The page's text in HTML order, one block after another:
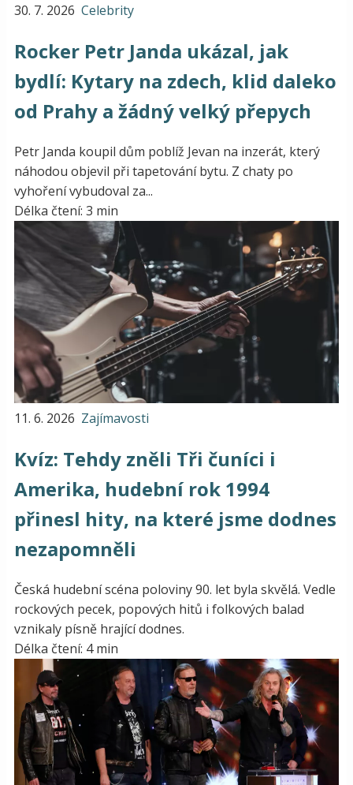
30. 7. 2026 Celebrity
Rocker Petr Janda ukázal, jak
bydlí: Kytary na zdech, klid daleko
od Prahy a žádný velký přepych
Petr Janda koupil dům poblíž Jevan na inzerát, který
náhodou objevil při tapetování bytu. Z chaty po
vyhoření vybudoval za...
Délka čtení: 3 min
11. 6. 2026 Zajímavosti
Kvíz: Tehdy zněli Tři čuníci i
Amerika, hudební rok 1994
přinesl hity, na které jsme dodnes
nezapomněli
Česká hudební scéna poloviny 90. let byla skvělá. Vedle
rockových pecek, popových hitů i folkových balad
vznikaly písně hrající dodnes.
Délka čtení: 4 min